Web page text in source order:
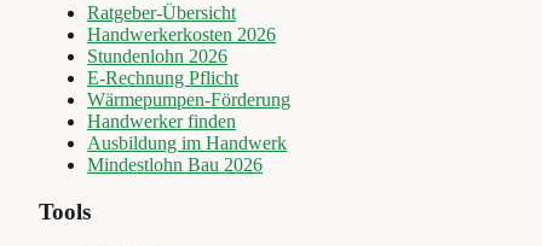
Ratgeber-Übersicht
Handwerkerkosten 2026
Stundenlohn 2026
E-Rechnung Pflicht
Wärmepumpen-Förderung
Handwerker finden
Ausbildung im Handwerk
Mindestlohn Bau 2026
Tools